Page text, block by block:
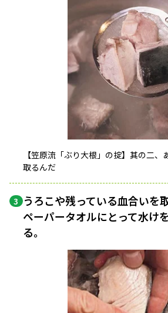
【笠原流「ぶり大根」の掟】其の二
取るんだ
3 うろこや残っている血合いを
ペーパータオルにとって水け
る。